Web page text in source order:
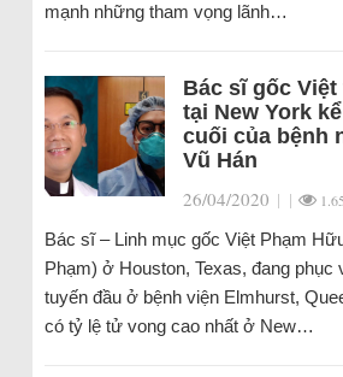
mạnh những tham vọng lãnh…
Bác sĩ gốc
tại New York
cuối của bệnh
Vũ Hán
26/04/2020 | |
Bác sĩ – Linh mục gốc Việt Phạm
Phạm) ở Houston, Texas, đang phục
tuyến đầu ở bệnh viện Elmhurst,
có tỷ lệ tử vong cao nhất ở New…